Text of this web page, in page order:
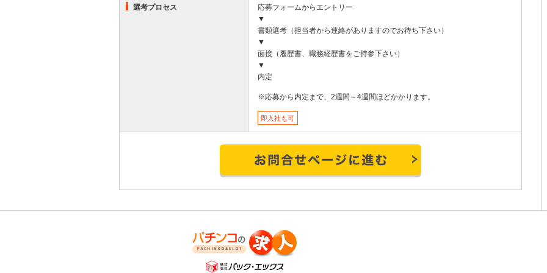
選考プロセス
応募フォームからエントリー
▼
書類選考（担当者から連絡がありますのでお待ち下さい）
▼
面接（履歴書、職務経歴書をご持参下さい）
▼
内定
※応募から内定まで、2週間～4週間ほどかかります。
即入社も可
パチンコの求人